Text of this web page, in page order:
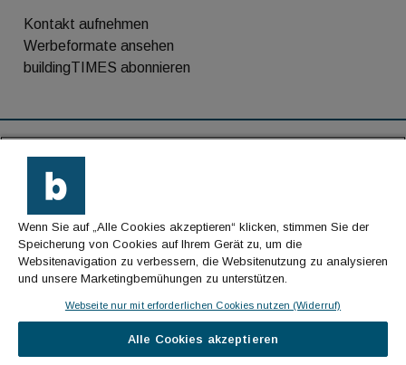
Kontakt aufnehmen
Werbeformate ansehen
buildingTIMES abonnieren
© Cachalot Media House GmbH - Alle Rechte
Kontakt
Impressum
Datenschutz
Wenn Sie auf „Alle Cookies akzeptieren“ klicken, stimmen Sie der
Speicherung von Cookies auf Ihrem Gerät zu, um die
Websitenavigation zu verbessern, die Websitenutzung zu analysieren
und unsere Marketingbemühungen zu unterstützen.
Webseite nur mit erforderlichen Cookies nutzen (Widerruf)
Alle Cookies akzeptieren